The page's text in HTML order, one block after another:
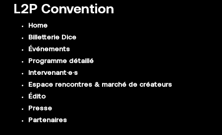
L2P Convention
Home
Billetterie Dice
Événements
Programme détaillé
Intervenant·e·s
Espace rencontres & marché de créateurs
Édito
Presse
Partenaires